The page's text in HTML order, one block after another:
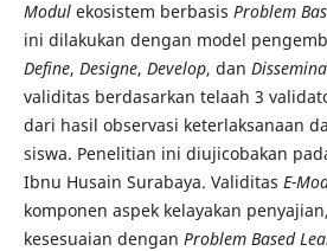
Modulekosistem berbasis Problem
ini dilakukan dengan model
Define, Designe, Develop, dan
validitas berdasarkan telaah 3
dari hasil observasi keterlaksanaan
siswa. Penelitian ini diujicobakan
Ibnu Husain Surabaya. Validitas E-
komponen aspek kelayakan
kesesuaian dengan Problem Based